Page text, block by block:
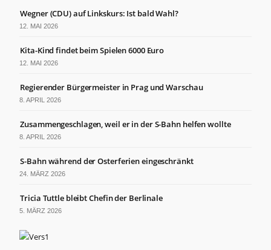
Wegner (CDU) auf Linkskurs: Ist bald Wahl?
12. MAI 2026
Kita-Kind findet beim Spielen 6000 Euro
12. MAI 2026
Regierender Bürgermeister in Prag und Warschau
8. APRIL 2026
Zusammengeschlagen, weil er in der S-Bahn helfen wollte
8. APRIL 2026
S-Bahn während der Osterferien eingeschränkt
24. MÄRZ 2026
Tricia Tuttle bleibt Chefin der Berlinale
5. MÄRZ 2026